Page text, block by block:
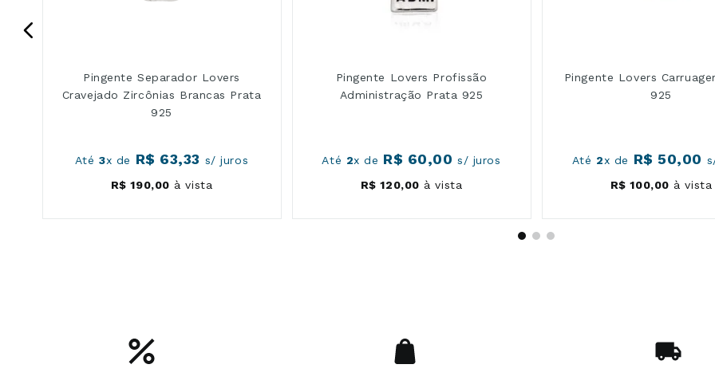
Pingente Separador Lovers
Cravejado Zircônias Brancas Prata
925
Até3x de R$ 63,33 s/ juros
R$ 190,00 à vista
Pingente Lovers Profissão
Administração Prata 925
Até 2x de R$ 60,00 s/ juros
R$ 120,00 à vista
Pingente Lovers
925
Até 2x de R$ 50,00
R$ 100,00 à vista